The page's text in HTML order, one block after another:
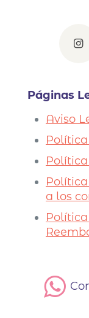
Páginas
Aviso
a los